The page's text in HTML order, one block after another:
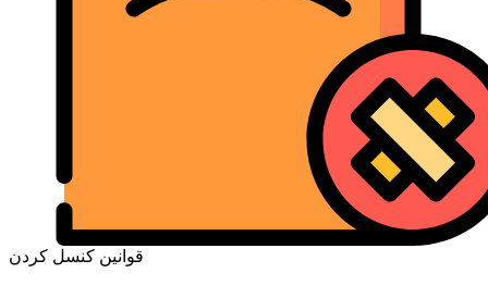
قوانین کنسل کردن